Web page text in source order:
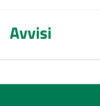
Avvisi